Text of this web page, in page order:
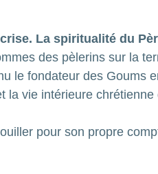
La spiritualité du
des pèlerins sur la
le fondateur des Goums
la vie intérieure
pour son propre